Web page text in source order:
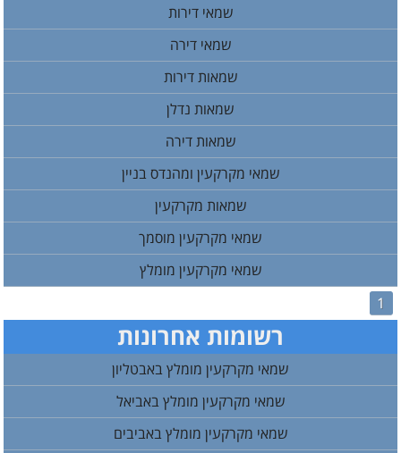
שמאי דירות
שמאי דירה
שמאות דירות
שמאות נדלן
שמאות דירה
שמאי מקרקעין ומהנדס בניין
שמאות מקרקעין
שמאי מקרקעין מוסמך
שמאי מקרקעין מומלץ
1
רשומות אחרונות
שמאי מקרקעין מומלץ באבטליון
שמאי מקרקעין מומלץ באביאל
שמאי מקרקעין מומלץ באביבים